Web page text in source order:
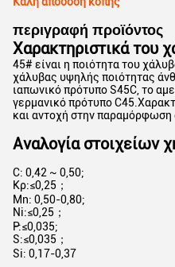
περιγραφή προϊόντος
Χαρακτηριστικά του
45# είναι η ποιότητα του
χάλυβας υψηλής ποιότητας
ιαπωνικό πρότυπο S45C, το
γερμανικό πρότυπο
και αντοχή στην παραμόρφωση
Αναλογία στοιχείων
C: 0,42 ~ 0,50;
Κρ:≤0,25；
Mn: 0,50-0,80;
Ni:≤0,25；
P:≤0,035;
S:≤0,035；
Si: 0,17-0,37